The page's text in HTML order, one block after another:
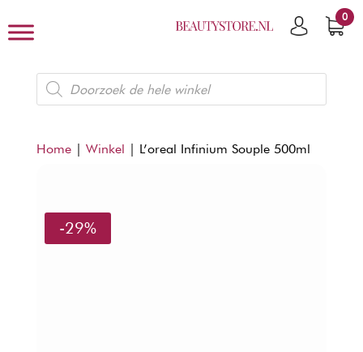
0
Producten
zoeken
Home| Winkel | L’oreal Infinium Souple 500ml
-29%